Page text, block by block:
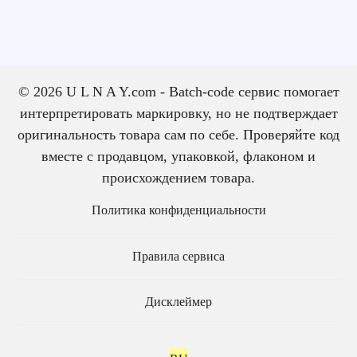
© 2026 U L N A Y.com - Batch-code сервис помогает
интерпретировать маркировку, но не подтверждает
оригинальность товара сам по себе. Проверяйте код
вместе с продавцом, упаковкой, флаконом и
происхождением товара.
Политика конфиденциальности
Правила сервиса
Дисклеймер